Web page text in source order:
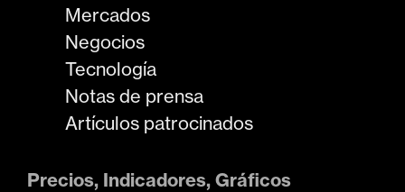
Mercados
Negocios
Tecnología
Notas de prensa
Artículos patrocinados
Precios, Indicadores, Gráficos